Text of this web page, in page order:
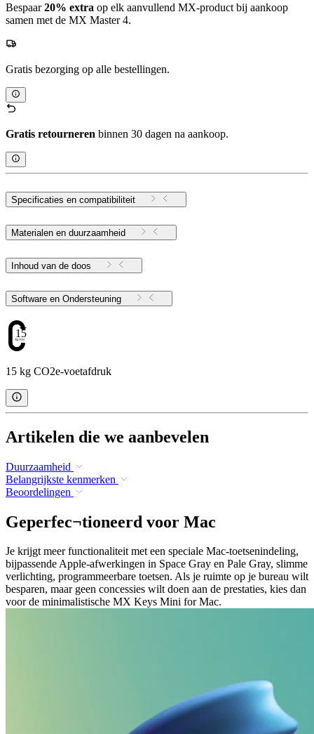
Bespaar20% extra op elk aanvullend MX-product bij aankoop
samen met de MX Master 4.
Gratis bezorging op alle bestellingen.
Gratis retourneren binnen 30 dagen na aankoop.
Specificaties en compatibiliteit
Materialen en duurzaamheid
Inhoud van de doos
Software en Ondersteuning
15
15 kg CO2e-voetafdruk
Artikelen die we aanbevelen
Duurzaamheid
Belangrijkste kenmerken
Beoordelingen
Geperfec¬tioneerd voor Mac
Je krijgt meer functionaliteit met een speciale Mac-toetsenindeling,
bijpassende Apple-afwerkingen in Space Gray en Pale Gray, slimme
verlichting, programmeerbare toetsen. Als je ruimte op je bureau wilt
besparen, maar geen concessies wilt doen aan de prestaties, kies dan
voor de minimalistische MX Keys Mini for Mac.